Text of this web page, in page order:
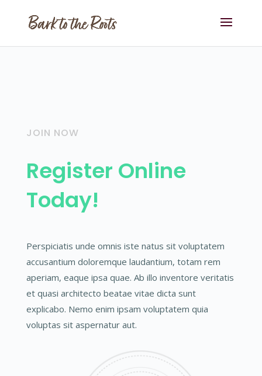
JOIN NOW
Register Online
Today!
Perspiciatis unde omnis iste natus sit voluptatem
accusantium doloremque laudantium, totam rem
aperiam, eaque ipsa quae. Ab illo inventore veritatis
et quasi architecto beatae vitae dicta sunt
explicabo. Nemo enim ipsam voluptatem quia
voluptas sit aspernatur aut.